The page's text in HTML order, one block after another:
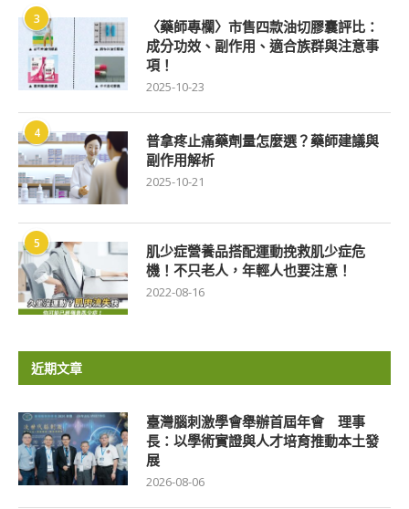
3
〈藥師專欄〉市售四款油切膠囊評比：
成分功效、副作用、適合族群與注意事
項！
2025-10-23
4
普拿疼止痛藥劑量怎麼選？藥師建議與
副作用解析
2025-10-21
5
肌少症營養品搭配運動挽救肌少症危
機！不只老人，年輕人也要注意！
2022-08-16
近期文章
臺灣腦刺激學會舉辦首屆年會 理事
長：以學術實證與人才培育推動本土發
展
2026-08-06